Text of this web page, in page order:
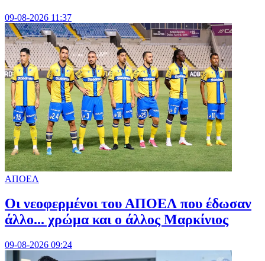
09-08-2026 11:37
ΑΠΟΕΛ
Οι νεοφερμένοι του ΑΠΟΕΛ που έδωσαν
άλλο... χρώμα και ο άλλος Μαρκίνιος
09-08-2026 09:24